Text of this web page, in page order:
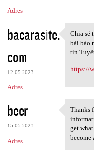
Adres
bacarasite.
com
12.05.2023
Adres
Chia
Chia sẻ
bài báo
https://
beer
15.05.2023
Adres
Thanks
get
become